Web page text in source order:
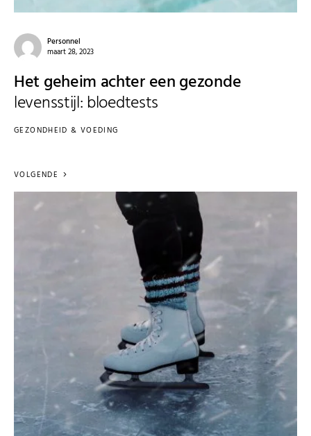
Personnel
maart 28, 2023
Het geheim achter een gezonde
levensstijl: bloedtests
GEZONDHEID & VOEDING
VOLGENDE